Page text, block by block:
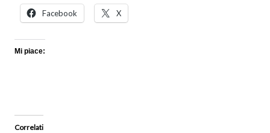
Facebook X
Mi piace:
Correlati